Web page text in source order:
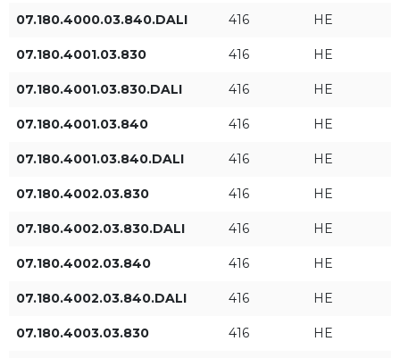
[W]
[lm]
Asymetryczny
07.180.4000.03.840.DALI 416 HE
07.180.4001.03.830 416 HE
07.180.4001.03.830.DALI 416 HE
07.180.4001.03.840 416 HE
07.180.4001.03.840.DALI 416 HE
07.180.4002.03.830 416 HE
07.180.4002.03.830.DALI 416 HE
07.180.4002.03.840 416 HE
07.180.4002.03.840.DALI 416 HE
07.180.4003.03.830 416 HE